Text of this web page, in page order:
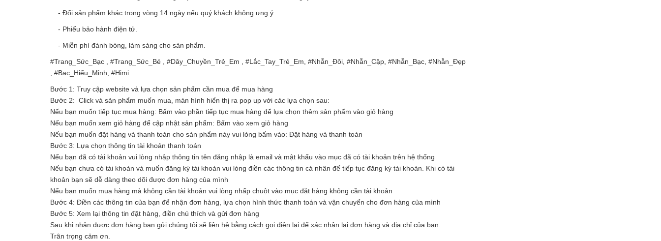
- Đổi sản phẩm khác trong vòng 14 ngày nếu quý khách không ưng ý.
- Phiếu bảo hành điện tử.
- Miễn phí đánh bóng, làm sáng cho sản phẩm.
#Trang_Sức_Bạc , #Trang_Sức_Bé , #Dây_Chuyền_Trẻ_Em , #Lắc_Tay_Trẻ_Em, #Nhẫn_Đôi, #Nhẫn_Cặp, #Nhẫn_Bạc, #Nhẫn_Đẹp
, #Bạc_Hiểu_Minh, #Himi
Bước 1: Truy cập website và lựa chọn sản phẩm cần mua để mua hàng
Bước 2: Click và sản phẩm muốn mua, màn hình hiển thị ra pop up với các lựa chọn sau:
Nếu bạn muốn tiếp tục mua hàng: Bấm vào phần tiếp tục mua hàng để lựa chọn thêm sản phẩm vào giỏ hàng
Nếu bạn muốn xem giỏ hàng để cập nhật sản phẩm: Bấm vào xem giỏ hàng
Nếu bạn muốn đặt hàng và thanh toán cho sản phẩm này vui lòng bấm vào: Đặt hàng và thanh toán
Bước 3: Lựa chọn thông tin tài khoản thanh toán
Nếu bạn đã có tài khoản vui lòng nhập thông tin tên đăng nhập là email và mật khẩu vào mục đã có tài khoản trên hệ thống
Nếu bạn chưa có tài khoản và muốn đăng ký tài khoản vui lòng điền các thông tin cá nhân để tiếp tục đăng ký tài khoản. Khi có tài
khoản bạn sẽ dễ dàng theo dõi được đơn hàng của mình
Nếu bạn muốn mua hàng mà không cần tài khoản vui lòng nhấp chuột vào mục đặt hàng không cần tài khoản
Bước 4: Điền các thông tin của bạn để nhận đơn hàng, lựa chọn hình thức thanh toán và vận chuyển cho đơn hàng của mình
Bước 5: Xem lại thông tin đặt hàng, điền chú thích và gửi đơn hàng
Sau khi nhận được đơn hàng bạn gửi chúng tôi sẽ liên hệ bằng cách gọi điện lại để xác nhận lại đơn hàng và địa chỉ của bạn.
Trân trọng cảm ơn.